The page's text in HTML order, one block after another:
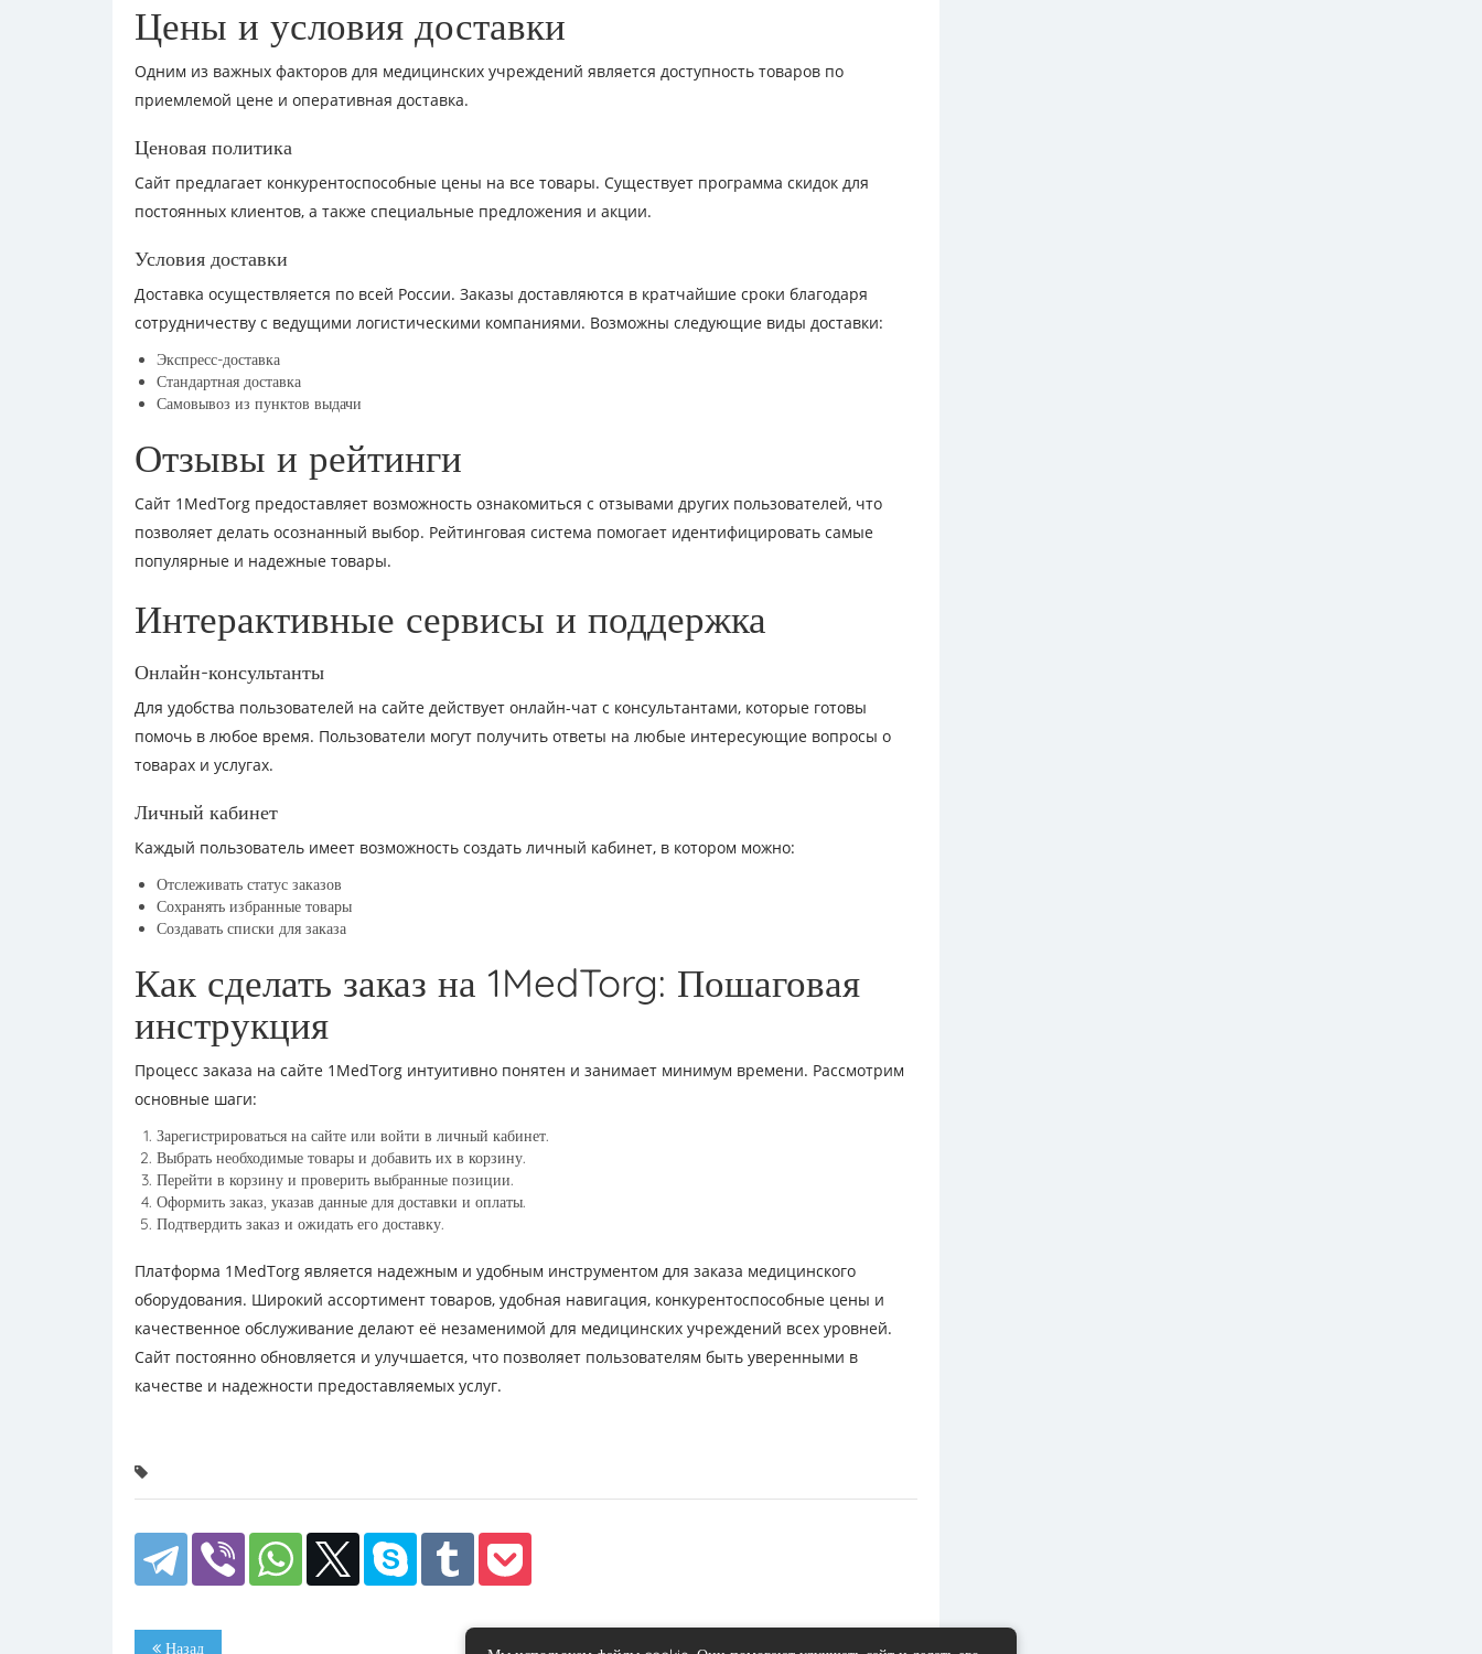
Цены и условия доставки
Одним из важных факторов для медицинских учреждений является доступность товаров по
приемлемой цене и оперативная доставка.
Ценовая политика
Сайт предлагает конкурентоспособные цены на все товары. Существует программа скидок для
постоянных клиентов, а также специальные предложения и акции.
Условия доставки
Доставка осуществляется по всей России. Заказы доставляются в кратчайшие сроки благодаря
сотрудничеству с ведущими логистическими компаниями. Возможны следующие виды доставки:
Экспресс-доставка
Стандартная доставка
Самовывоз из пунктов выдачи
Отзывы и рейтинги
Сайт 1MedTorg предоставляет возможность ознакомиться с отзывами других пользователей, что
позволяет делать осознанный выбор. Рейтинговая система помогает идентифицировать самые
популярные и надежные товары.
Интерактивные сервисы и поддержка
Онлайн-консультанты
Для удобства пользователей на сайте действует онлайн-чат с консультантами, которые готовы
помочь в любое время. Пользователи могут получить ответы на любые интересующие вопросы о
товарах и услугах.
Личный кабинет
Каждый пользователь имеет возможность создать личный кабинет, в котором можно:
Отслеживать статус заказов
Сохранять избранные товары
Создавать списки для заказа
Как сделать заказ на 1MedTorg: Пошаговая
инструкция
Процесс заказа на сайте 1MedTorg интуитивно понятен и занимает минимум времени. Рассмотрим
основные шаги:
Зарегистрироваться на сайте или войти в личный кабинет.
Выбрать необходимые товары и добавить их в корзину.
Перейти в корзину и проверить выбранные позиции.
Оформить заказ, указав данные для доставки и оплаты.
Подтвердить заказ и ожидать его доставку.
Платформа 1MedTorg является надежным и удобным инструментом для заказа медицинского
оборудования. Широкий ассортимент товаров, удобная навигация, конкурентоспособные цены и
качественное обслуживание делают её незаменимой для медицинских учреждений всех уровней.
Сайт постоянно обновляется и улучшается, что позволяет пользователям быть уверенными в
качестве и надежности предоставляемых услуг.
Назад Вперёд